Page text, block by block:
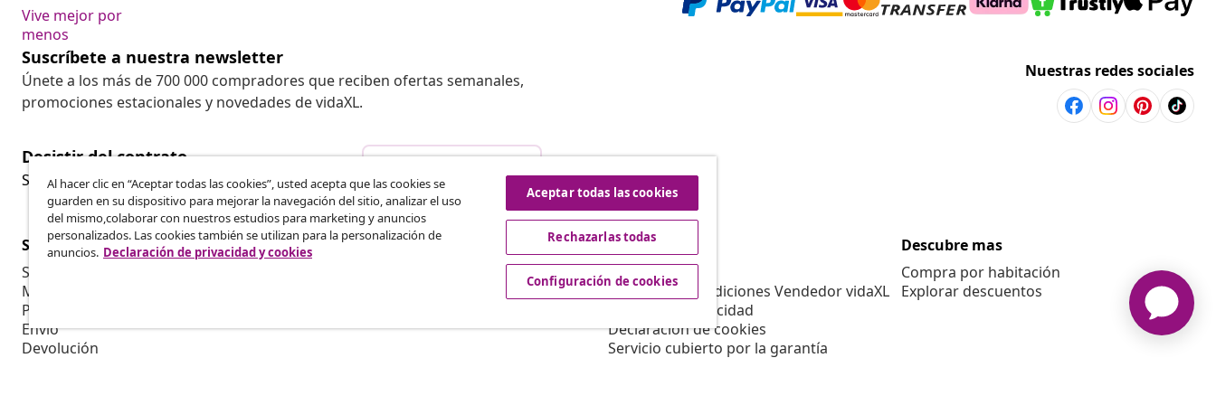
Vive mejor por
menos
Suscríbete a nuestra newsletter
Únete a los más de 700 000 compradores que reciben ofertas semanales,
promociones estacionales y novedades de vidaXL.
Nuestras redes sociales
Desistir del contrato
Solicita la cancelación de tu pedido.
Servicio al Cliente
Seguimiento del pedido
Mi cuenta
Pago
Envío
Devolución
Empresas
vidaXL
Sobre vidaXL
Términos y Condiciones Vendedor vidaXL
Política de privacidad
Declaración de cookies
Servicio cubierto por la garantía
Descubre mas
Compra por habitación
Explorar descuentos
Al hacer clic en “Aceptar todas las cookies”, usted acepta que las cookies se
guarden en su dispositivo para mejorar la navegación del sitio, analizar el uso
del mismo,colaborar con nuestros estudios para marketing y anuncios
personalizados. Las cookies también se utilizan para la personalización de
anuncios. Declaración de privacidad y cookies
Aceptar todas las cookies
Rechazarlas todas
Configuración de cookies